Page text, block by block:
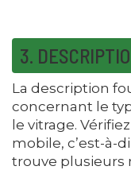
3.
La description
concernant le
le vitrage.
mobile, c’est-à-
trouve plusieurs